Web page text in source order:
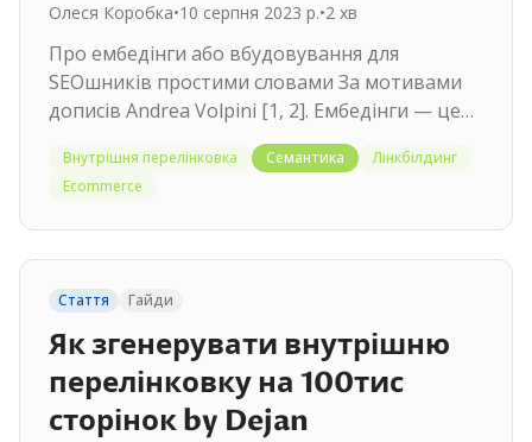
Олеся Коробка•10 серпня 2023 р.•2 хв
Про ембедінги або вбудовування для
SEOшників простими словами За мотивами
дописів Andrea Volpini [1, 2]. Ембедінги — це
переклад слова на мову комп'ютера. А…
Внутрішня перелінковка Семантика
Лінкбілдинг
Ecommerce
Стаття Гайди
Як згенерувати внутрішню
перелінковку на 100тис
сторінок by Dejan